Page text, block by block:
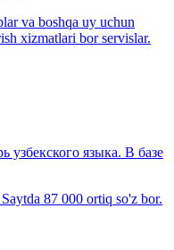
va boshqa uy uchun
xizmatlari bor servislar.
языка. В базе
87 000 ortiq so'z bor.